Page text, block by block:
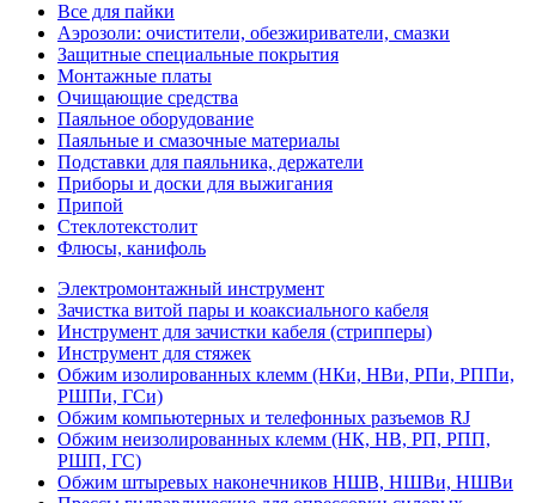
Все для пайки
Аэрозоли: очистители, обезжириватели, смазки
Защитные специальные покрытия
Монтажные платы
Очищающие средства
Паяльное оборудование
Паяльные и смазочные материалы
Подставки для паяльника, держатели
Приборы и доски для выжигания
Припой
Стеклотекстолит
Флюсы, канифоль
Электромонтажный инструмент
Зачистка витой пары и коаксиального кабеля
Инструмент для зачистки кабеля (стрипперы)
Инструмент для стяжек
Обжим изолированных клемм (НКи, НВи, РПи, РППи,
РШПи, ГСи)
Обжим компьютерных и телефонных разъемов RJ
Обжим неизолированных клемм (НК, НВ, РП, РПП,
РШП, ГС)
Обжим штыревых наконечников НШВ, НШВи, НШВи